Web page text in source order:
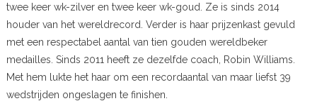
twee keer wk-zilver en twee keer wk-goud. Ze is sinds 2014
houder van het wereldrecord. Verder is haar prijzenkast gevuld
met een respectabel aantal van tien gouden wereldbeker
medailles. Sinds 2011 heeft ze dezelfde coach, Robin Williams.
Met hem lukte het haar om een recordaantal van maar liefst 39
wedstrijden ongeslagen te finishen.